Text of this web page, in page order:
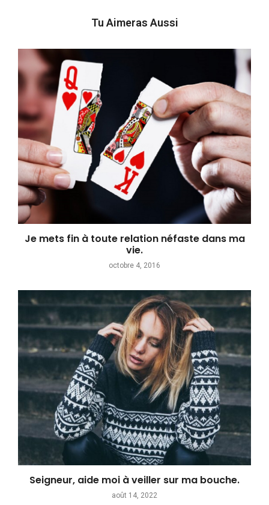
Tu Aimeras Aussi
Je mets fin à toute relation néfaste dans ma
vie.
octobre 4, 2016
Seigneur, aide moi à veiller sur ma bouche.
août 14, 2022